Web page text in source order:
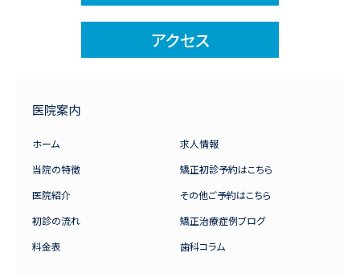
アクセス
医院案内
ホーム
当院の特徴
医院紹介
初診の流れ
料金表
求人情報
矯正初診予約はこちら
その他ご予約はこちら
矯正治療症例ブログ
歯科コラム